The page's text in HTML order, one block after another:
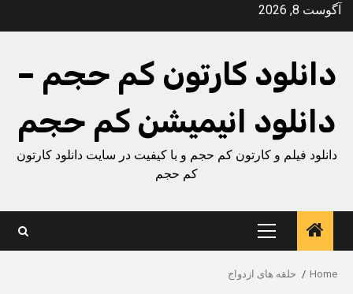
Skipآگوست 8, 2026
دانلود کارتون کم حجم –
دانلود انیمیشن کم حجم
دانلود فیلم و کارتون کم حجم و با کیفیت در سایت دانلود کارتون
کم حجم
Primary
Menu
Home حلقه های ازدواج